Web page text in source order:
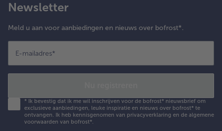
Newsletter
Meld u aan voor aanbiedingen en nieuws over bofrost*.
E-mailadres*
* Ik bevestig dat ik me wil inschrijven voor de bofrost* nieuwsbrief om
exclusieve aanbiedingen, leuke inspiratie en nieuws over bofrost* te
ontvangen. Ik heb kennisgenomen van privacyverklaring en de algemene
voorwaarden van bofrost*.